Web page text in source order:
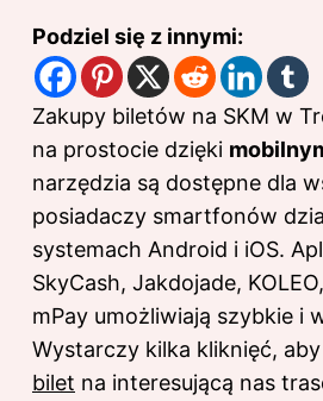
Podziel się z innymi:
Zakupy biletów na SKM w
na prostocie dzięki
narzędzia są dostępne dla
posiadaczy smartfonów
systemach Android i iOS.
SkyCash, Jakdojade,
mPay umożliwiają szybkie i
Wystarczy kilka kliknięć,
bilet na interesującą nas